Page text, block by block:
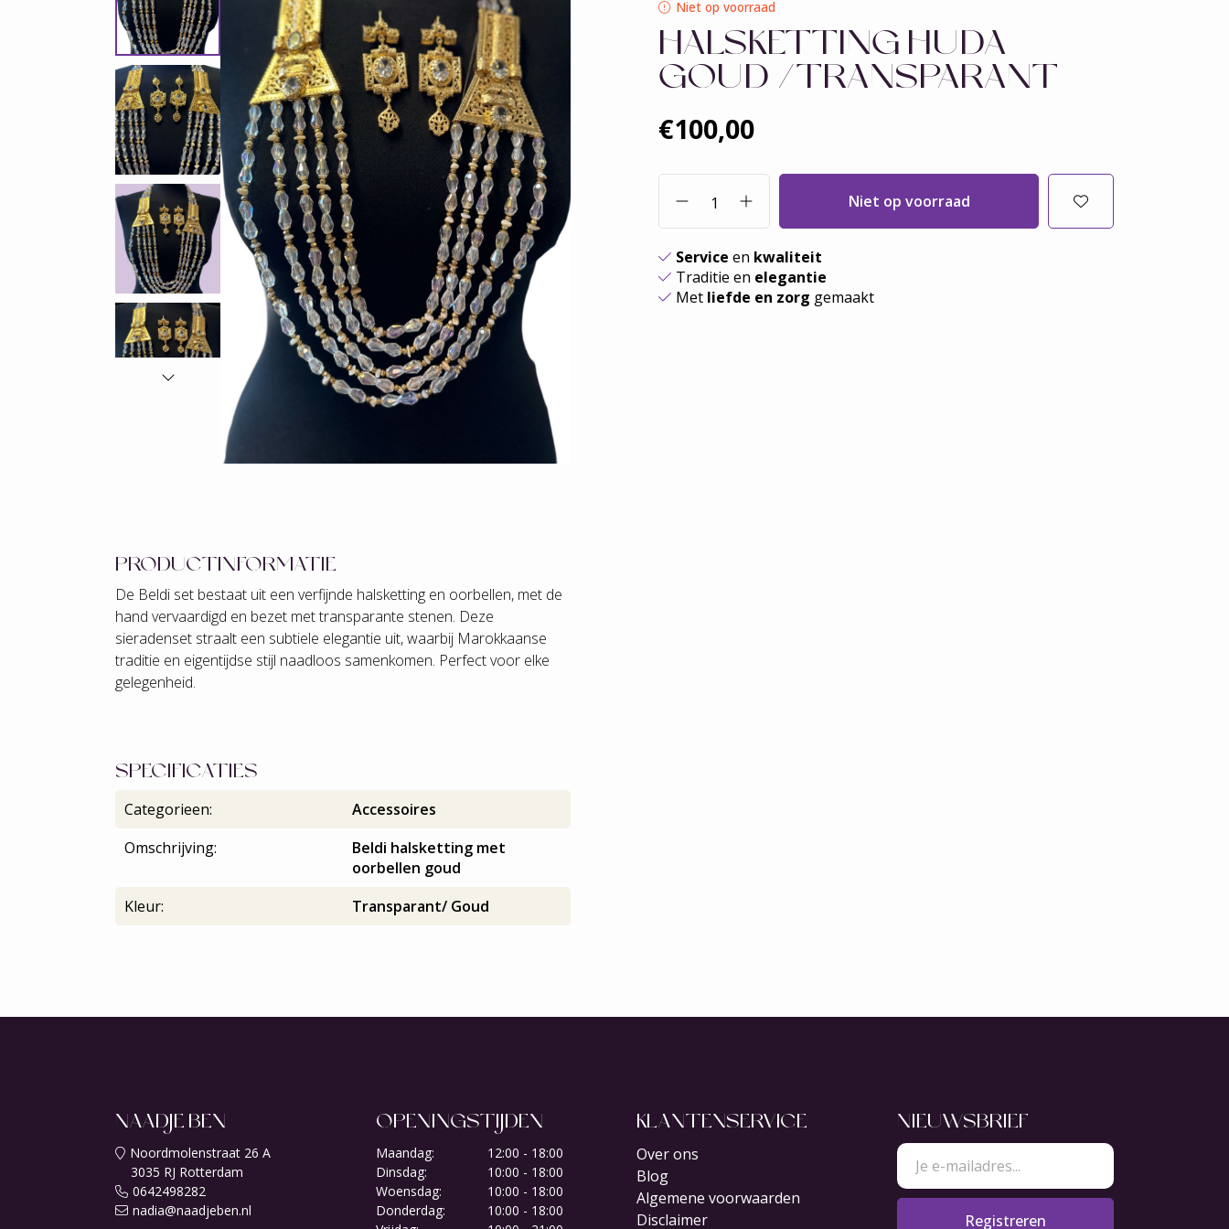
Niet op voorraad
HALSKETTING HUDA
GOUD /TRANSPARANT
€100,00
Niet op voorraad
Service en kwaliteit
Traditie en elegantie
Met liefde en zorg gemaakt
PRODUCTINFORMATIE
De Beldi set bestaat uit een verfijnde halsketting en oorbellen, met de
hand vervaardigd en bezet met transparante stenen. Deze
sieradenset straalt een subtiele elegantie uit, waarbij Marokkaanse
traditie en eigentijdse stijl naadloos samenkomen. Perfect voor elke
gelegenheid.
SPECIFICATIES
Categorieen:
Accessoires
Omschrijving:
Beldi halsketting met
oorbellen goud
Kleur:
Transparant/ Goud
NAADJE BEN
Noordmolenstraat 26 A
3035 RJ Rotterdam
0642498282
nadia@naadjeben.nl
OPENINGSTIJDEN
Maandag:
12:00 - 18:00
Dinsdag:
10:00 - 18:00
Woensdag:
10:00 - 18:00
Donderdag:
10:00 - 18:00
KLANTENSERVICE
Over ons
Blog
Algemene voorwaarden
Disclaimer
NIEUWSBRIEF
Registreren